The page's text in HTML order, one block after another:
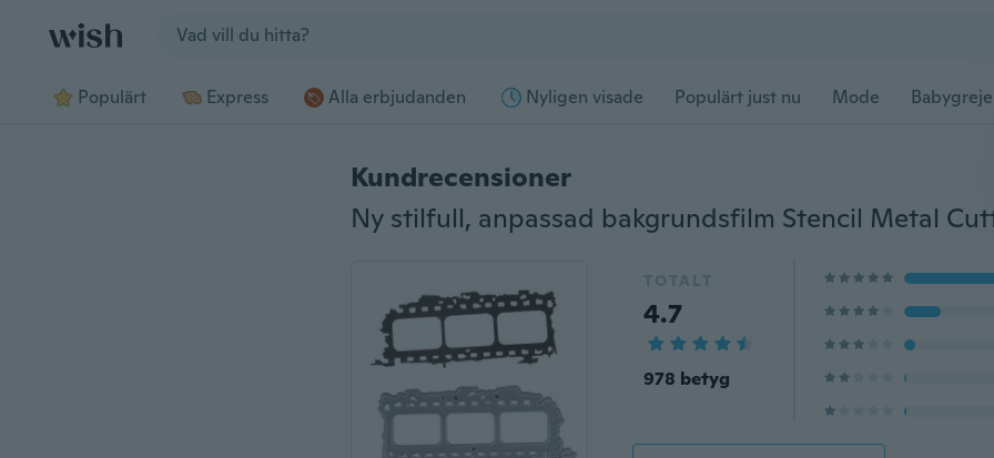
Populärt Express Alla erbjudanden Nyligen visade Populärt just nu Mode
Kundrecensioner
TOTALT
4.7
978 betyg